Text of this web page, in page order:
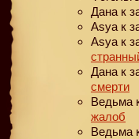
Дана к
Asya к
Asya к
Дана к
смерти
Ведьма
жалоб
Ведьма